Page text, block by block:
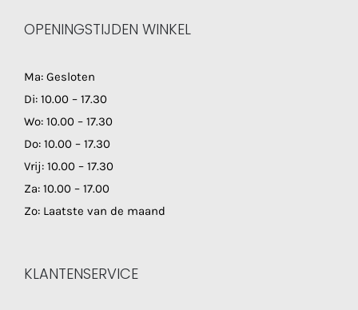
OPENINGSTIJDEN WINKEL
Ma: Gesloten
Di: 10.00 – 17.30
Wo: 10.00 – 17.30
Do: 10.00 – 17.30
Vrij: 10.00 – 17.30
Za: 10.00 – 17.00
Zo: Laatste van de maand
KLANTENSERVICE